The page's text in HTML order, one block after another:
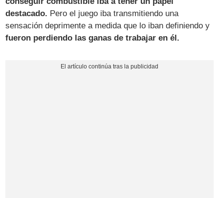
destacado. Pero el juego iba transmitiendo una
sensación deprimente a medida que lo iban definiendo y
fueron perdiendo las ganas de trabajar en él.